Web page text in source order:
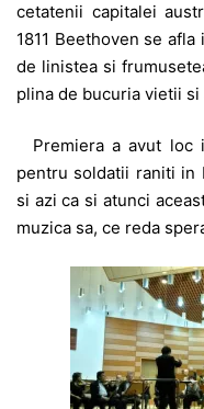
cetatenii capitalei
1811 Beethoven se
de linistea si
plina de bucuria vietii si
Premiera a avut loc
pentru soldatii raniti in
si azi ca si atunci
muzica sa, ce reda